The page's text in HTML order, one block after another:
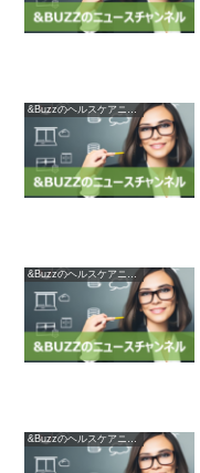
&Buzzのヘルスケアニュース
&Buzzのヘルスケアニュース
&Buzzのヘルスケアニュース